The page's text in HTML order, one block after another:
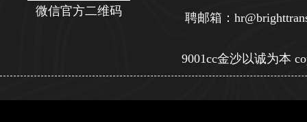
微信官方二维码 聘邮箱：
9001cc金沙以诚为本